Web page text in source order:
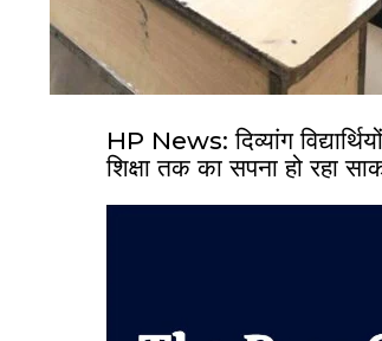
HP News: दिव्यांग
शिक्षा तक का सपना हो रहा